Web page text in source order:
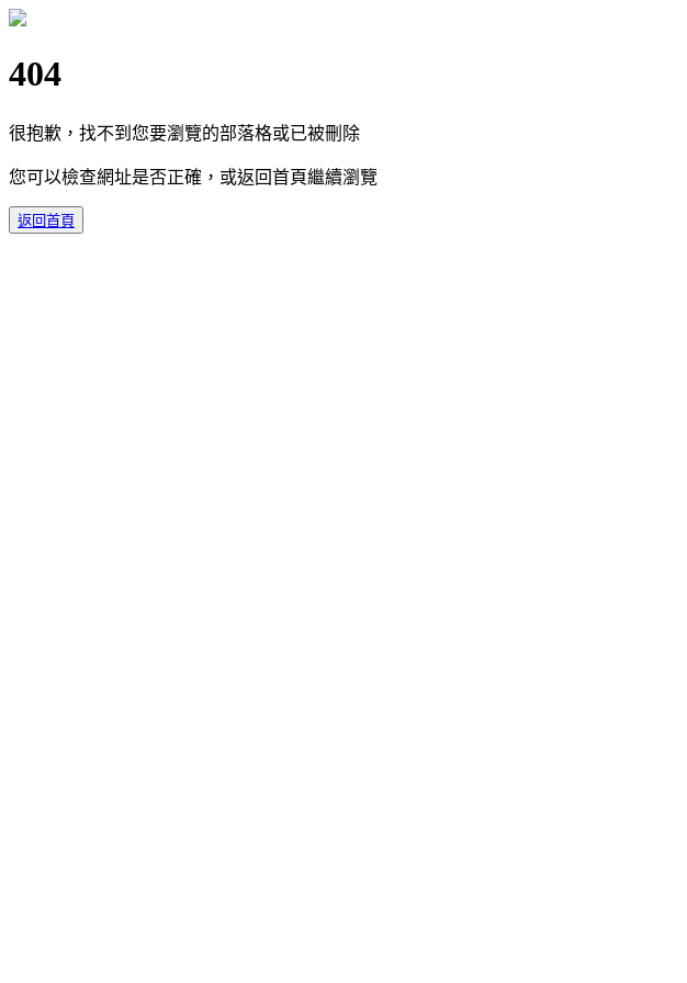
404
很抱歉，找不到您要瀏覽的部落格或已被刪除
您可以檢查網址是否正確，或返回首頁繼續瀏覽
返回首頁